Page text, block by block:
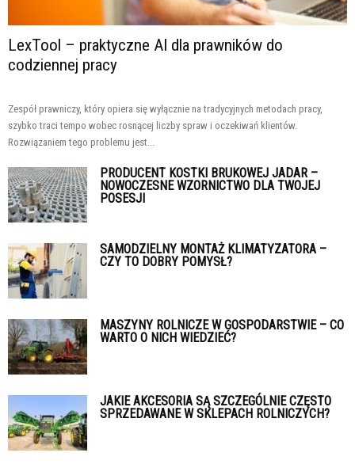
LexTool – praktyczne AI dla prawników do
codziennej pracy
Zespół prawniczy, który opiera się wyłącznie na tradycyjnych metodach pracy,
szybko traci tempo wobec rosnącej liczby spraw i oczekiwań klientów.
Rozwiązaniem tego problemu jest...
PRODUCENT KOSTKI BRUKOWEJ JADAR –
NOWOCZESNE WZORNICTWO DLA TWOJEJ
POSESJI
SAMODZIELNY MONTAŻ KLIMATYZATORA –
CZY TO DOBRY POMYSŁ?
MASZYNY ROLNICZE W GOSPODARSTWIE – CO
WARTO O NICH WIEDZIEĆ?
JAKIE AKCESORIA SĄ SZCZEGÓLNIE CZĘSTO
SPRZEDAWANE W SKLEPACH ROLNICZYCH?